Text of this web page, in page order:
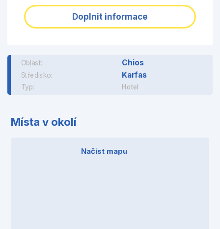
Doplnit informace
Oblast: Chios
Středisko: Karfas
Typ: Hotel
Místa v okolí
Načíst mapu